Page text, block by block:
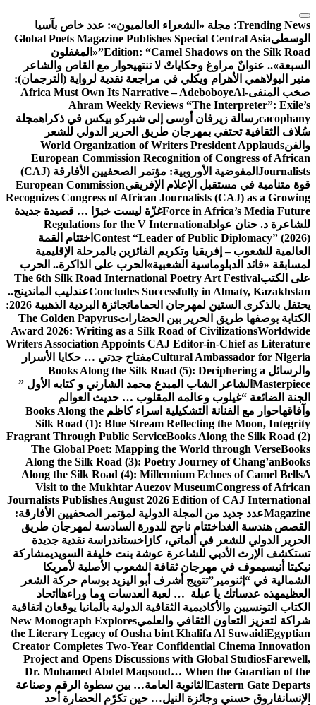
بآسيا
Global Poets
والشاعر
(الترجمان):
Africa Must
ذكراهمجلة
للشعر
World
المفوضية الأوروبية: مؤتمر الصحفيين الأفارقة (CAJ)
European
Recognizes
جديدة
القمة
الحرب
The 6th Silk
الماندينج..
جائزة البردية الذهبية 2026:
The Golden
Award 2026:
Writers
الأسرار
الأول ”
Books
Silk
Fragrant
The
Along the
Along the
Visit to
Journalists
الأفارقة:
طريق
جديدة
مشاركة
حركة الشعر
اتحاد
يوقعان اتفاقية
New
the Literary
Creator
Project and
Dr.
وصناعة
أحد